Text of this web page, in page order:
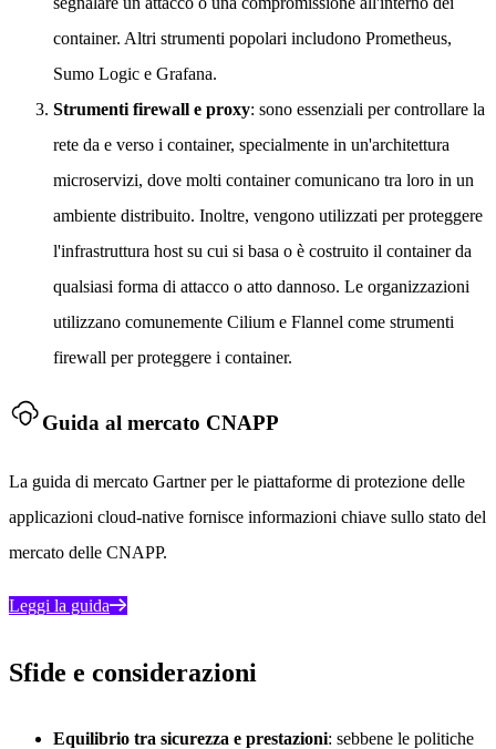
container. Altri strumenti popolari includono Prometheus,
Sumo Logic e Grafana.
Strumenti firewall e proxy: sono essenziali per controllare la
rete da e verso i container, specialmente in un'architettura
microservizi, dove molti container comunicano tra loro in un
ambiente distribuito. Inoltre, vengono utilizzati per proteggere
l'infrastruttura host su cui si basa o è costruito il container da
qualsiasi forma di attacco o atto dannoso. Le organizzazioni
utilizzano comunemente Cilium e Flannel come strumenti
firewall per proteggere i container.
Guida al mercato CNAPP
La guida di mercato Gartner per le piattaforme di protezione delle
applicazioni cloud-native fornisce informazioni chiave sullo stato del
mercato delle CNAPP.
Leggi la guida
Sfide e considerazioni
Equilibrio tra sicurezza e prestazioni: sebbene le politiche